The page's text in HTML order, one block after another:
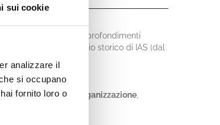
sui cookie
analizzare il
si occupano
fornito loro o
normativi e approfondimenti
Con tutto l’archivio storico di IAS (dal
Bilancio, Finanza Organizzazione